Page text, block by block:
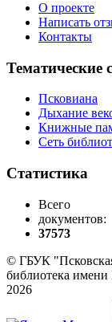
О проекте
Написать
Контакты
Тематические
Псковиана
Дыхание
Книжные
Сеть
Статистика
Всего
документов:
37573
© ГБУК "Псковская
библиотека имени
2026